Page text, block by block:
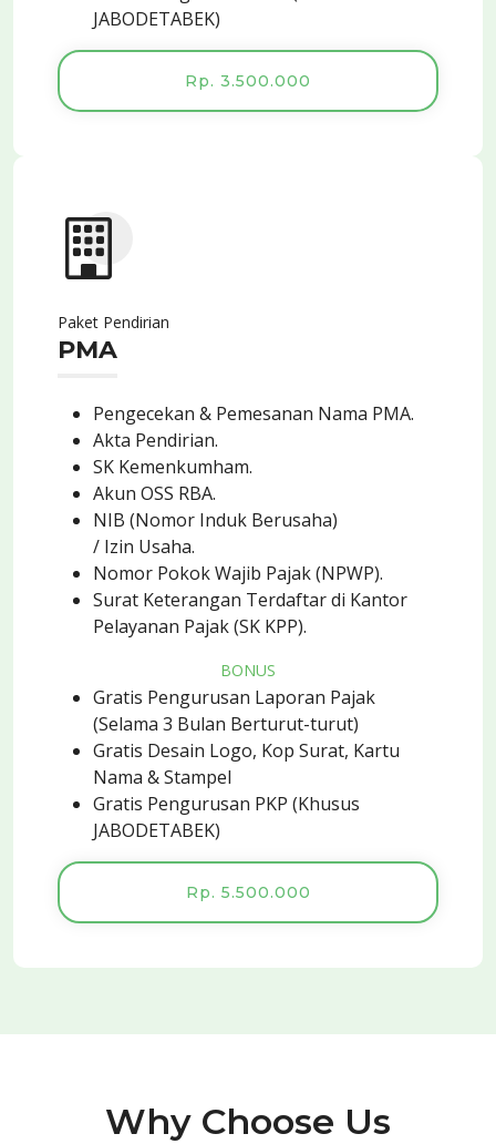
JABODETABEK)
Rp. 3.500.000
Paket Pendirian
PMA
Pengecekan & Pemesanan Nama PMA.
Akta Pendirian.
SK Kemenkumham.
Akun OSS RBA.
NIB (Nomor Induk Berusaha)
/ Izin Usaha.
Nomor Pokok Wajib Pajak (NPWP).
Surat Keterangan Terdaftar di Kantor
Pelayanan Pajak (SK KPP).
BONUS
Gratis Pengurusan Laporan Pajak
(Selama 3 Bulan Berturut-turut)
Gratis Desain Logo, Kop Surat, Kartu
Nama & Stampel
Gratis Pengurusan PKP (Khusus
JABODETABEK)
Rp. 5.500.000
Why Choose Us